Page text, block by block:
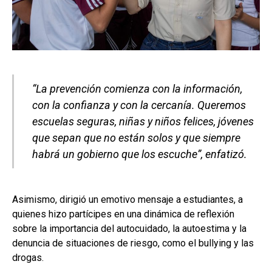
“La prevención comienza con la información,
con la confianza y con la cercanía. Queremos
escuelas seguras, niñas y niños felices, jóvenes
que sepan que no están solos y que siempre
habrá un gobierno que los escuche”, enfatizó.
Asimismo, dirigió un emotivo mensaje a estudiantes, a
quienes hizo partícipes en una dinámica de reflexión
sobre la importancia del autocuidado, la autoestima y la
denuncia de situaciones de riesgo, como el bullying y las
drogas.